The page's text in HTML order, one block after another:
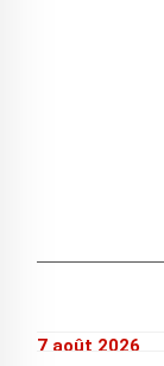
7 août 2026